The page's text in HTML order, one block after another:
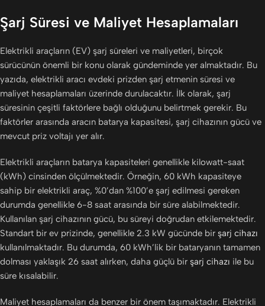
Şarj Süresi ve Maliyet Hesaplamaları
Elektrikli araçların (EV) şarj süreleri ve maliyetleri, birçok
sürücünün önemli bir konu olarak gündeminde yer almaktadır. Bu
yazıda, elektrikli aracı evdeki prizden şarj etmenin süresi ve
maliyet hesaplamaları üzerinde durulacaktır. İlk olarak, şarj
süresinin çeşitli faktörlere bağlı olduğunu belirtmek gerekir. Bu
faktörler arasında aracın batarya kapasitesi, şarj cihazının gücü ve
mevcut priz voltajı yer alır.
Elektrikli araçların batarya kapasiteleri genellikle kilowatt-saat
(kWh) cinsinden ölçülmektedir. Örneğin, 60 kWh kapasiteye
sahip bir elektrikli araç, %0’dan %100’e şarj edilmesi gereken
durumda genellikle 6-8 saat arasında bir süre alabilmektedir.
Kullanılan şarj cihazının gücü, bu süreyi doğrudan etkilemektedir.
Standart bir ev prizinde, genellikle 2.3 kW gücünde bir şarj cihazı
kullanılmaktadır. Bu durumda, 60 kWh’lik bir bataryanın tamamen
dolması yaklaşık 26 saat alırken, daha güçlü bir şarj cihazı ile bu
süre kısalabilir.
Maliyet hesaplamaları da benzer bir önem taşımaktadır. Elektrikli